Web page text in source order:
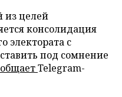
из целей
консолидация
электората с
под сомнение
Telegram-